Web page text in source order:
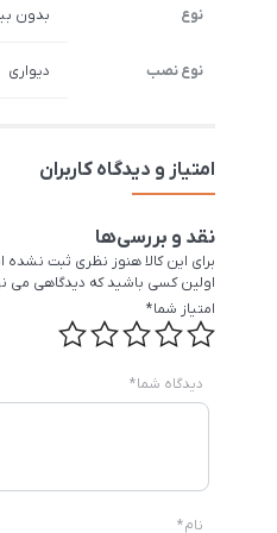
نوع بدون
نوع نصب دیواری
امتیاز و دیدگاه کاربران
نقد و بررسی‌ها
برای این کالا هنوز نظری ثبت
اولین کسی باشید که دیدگاهی می
امتیاز شما*
دیدگاه شما*
نام*